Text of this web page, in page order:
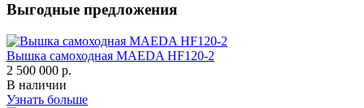
Выгодные предложения
Вышка самоходная MAEDA HF120-2
2 500 000 р.
В наличии
Узнать больше